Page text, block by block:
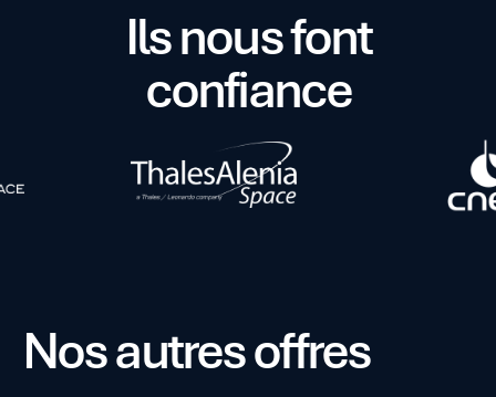
Ils nous font
confiance
Nos autres offres